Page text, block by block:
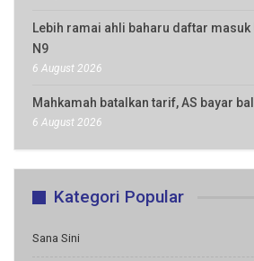
Lebih ramai ahli baharu daftar masuk
N9
6 August 2026
Mahkamah batalkan tarif, AS bayar
6 August 2026
Kategori Popular
Sana Sini